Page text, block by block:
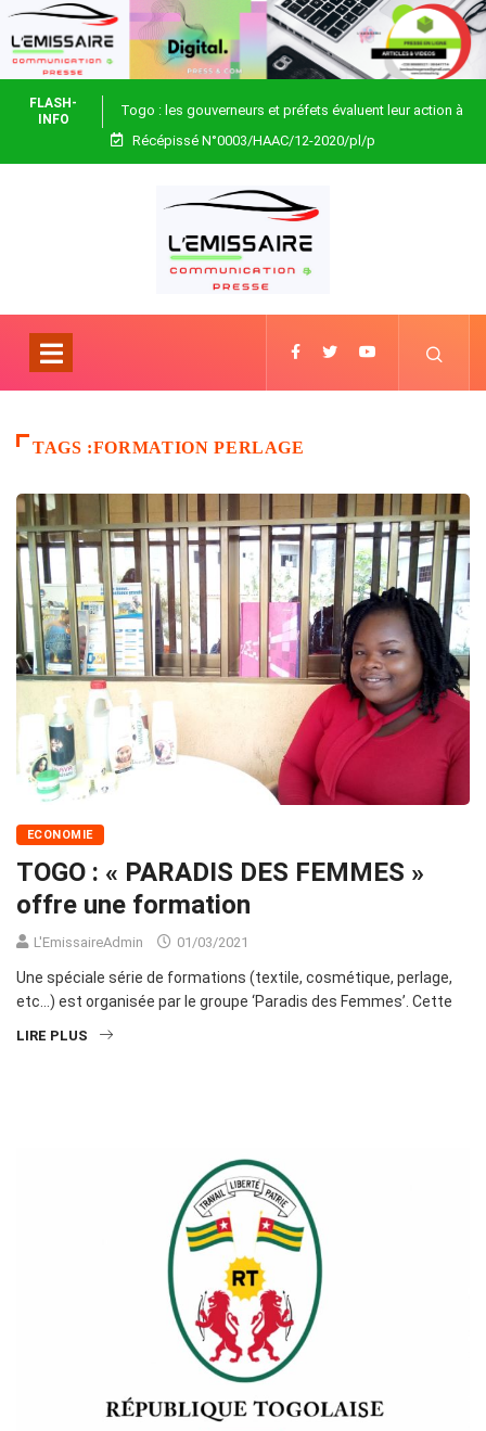
FLASH-
INFO
Togo : les gouverneurs et préfets évaluent leur action à
Blitta
Récépissé N°0003/HAAC/12-2020/pl/p
TAGS :FORMATION PERLAGE
ECONOMIE
TOGO : « PARADIS DES FEMMES »
offre une formation
L'EmissaireAdmin 01/03/2021
Une spéciale série de formations (textile, cosmétique, perlage,
etc…) est organisée par le groupe ‘Paradis des Femmes’. Cette
LIRE PLUS